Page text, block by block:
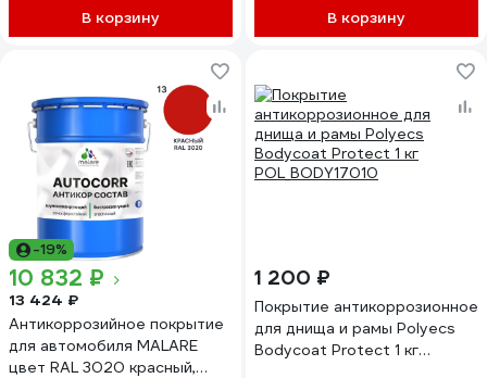
В корзину
В корзину
-19%
10 832 ₽
13 424 ₽
Антикоррозийное покрытие
для автомобиля MALARE
цвет RAL 3020 красный,
1 200 ₽
Покрытие антикоррозионное
для днища и рамы Polyecs
Bodycoat Protect 1 кг